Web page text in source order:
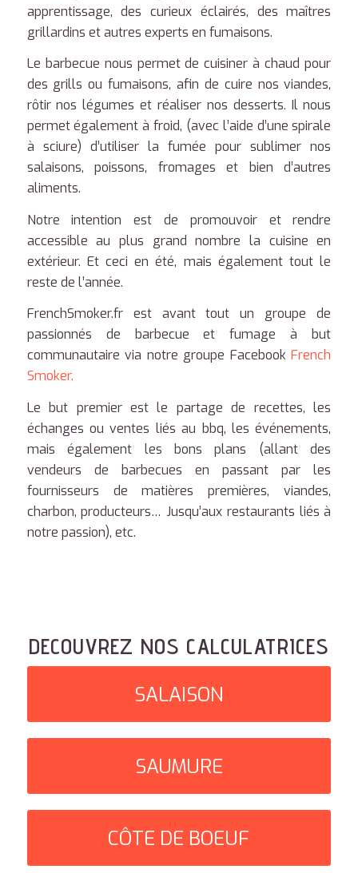
apprentissage, des curieux éclairés, des maîtres
grillardins et autres experts en fumaisons.
Le barbecue nous permet de cuisiner à chaud pour
des grills ou fumaisons, afin de cuire nos viandes,
rôtir nos légumes et réaliser nos desserts. Il nous
permet également à froid, (avec l’aide d’une spirale
à sciure) d’utiliser la fumée pour sublimer nos
salaisons, poissons, fromages et bien d’autres
aliments.
Notre intention est de promouvoir et rendre
accessible au plus grand nombre la cuisine en
extérieur. Et ceci en été, mais également tout le
reste de l’année.
FrenchSmoker.fr est avant tout un groupe de
passionnés de barbecue et fumage à but
communautaire via notre groupe FacebookFrench
Smoker.
Le but premier est le partage de recettes, les
échanges ou ventes liés au bbq, les événements,
mais également les bons plans (allant des
vendeurs de barbecues en passant par les
fournisseurs de matières premières, viandes,
charbon, producteurs… Jusqu’aux restaurants liés à
notre passion), etc.
DECOUVREZ NOS CALCULATRICES
SALAISON
SAUMURE
CÔTE DE BOEUF